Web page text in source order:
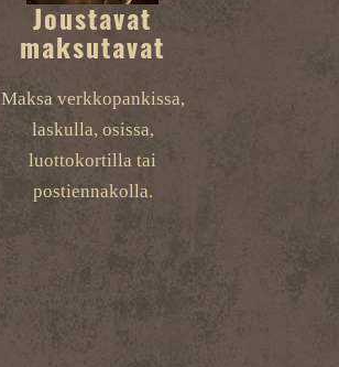
Joustavat
maksutavat
Maksa verkkopankissa,
laskulla, osissa,
luottokortilla tai
postiennakolla.